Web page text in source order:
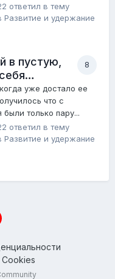
ответил в тему
Pазвитие и удержание
8
в пустую,
уже достало ее
что с
только пару...
ответил в тему
Pазвитие и удержание
Cookies